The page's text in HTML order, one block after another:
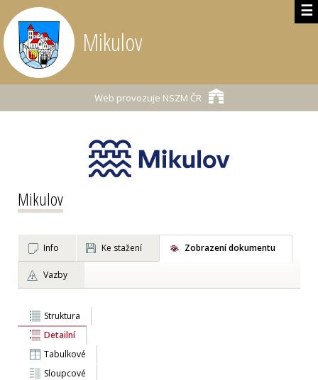
☰
Mikulov
Web provozuje NSZM ČR
Mikulov
Info Ke stažení Zobrazení dokumentu
Vazby
Struktura
Detailní
Tabulkové
Sloupcové